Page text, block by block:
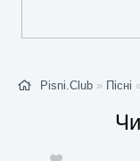
Pisni.Club » Пісні